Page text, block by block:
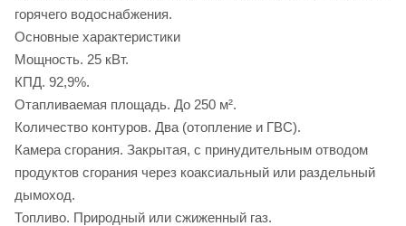
горячего водоснабжения.
Основные характеристики
Мощность. 25 кВт.
КПД. 92,9%.
Отапливаемая площадь. До 250 м².
Количество контуров. Два (отопление и ГВС).
Камера сгорания. Закрытая, с принудительным отводом
продуктов сгорания через коаксиальный или раздельный
дымоход.
Топливо. Природный или сжиженный газ.